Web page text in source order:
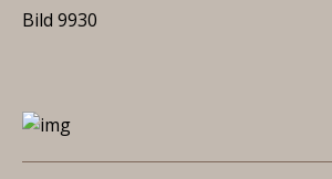
Bild 9930